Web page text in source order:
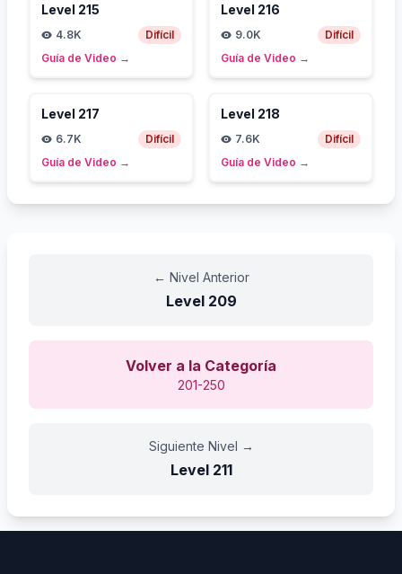
Level 215
4.8K
Difícil
Guía de Video →
Level 216
9.0K
Difícil
Guía de Video →
Level 217
6.7K
Difícil
Guía de Video →
Level 218
7.6K
Difícil
Guía de Video →
← Nivel Anterior
Level 209
Volver a la Categoría
201-250
Siguiente Nivel →
Level 211